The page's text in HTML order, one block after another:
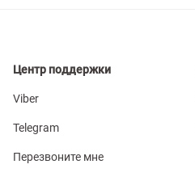
Центр поддержки
Viber
Telegram
Перезвоните мне